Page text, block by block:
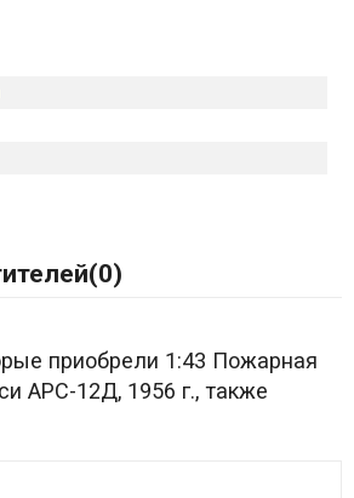
0)
приобрели 1:43 Пожарная
АРС-12Д, 1956 г., также